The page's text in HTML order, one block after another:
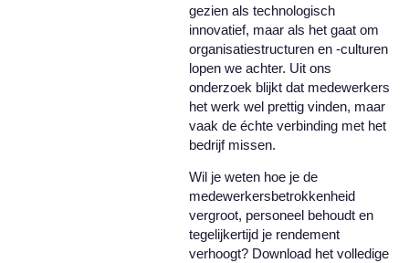
gezien als technologisch
innovatief, maar als het gaat om
organisatiestructuren en -culturen
lopen we achter. Uit ons
onderzoek blijkt dat medewerkers
het werk wel prettig vinden, maar
vaak de échte verbinding met het
bedrijf missen.
Wil je weten hoe je de
medewerkersbetrokkenheid
vergroot, personeel behoudt en
tegelijkertijd je rendement
verhoogt? Download het volledige